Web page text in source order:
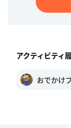
アクティビティ
おでかけ